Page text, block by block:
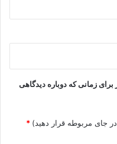
زمانی که دوباره دیدگاهی
جای مربوطه قرار دهید) *